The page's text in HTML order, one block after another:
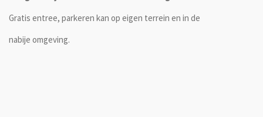
Gratis entree, parkeren kan op eigen terrein en in de
nabije omgeving.